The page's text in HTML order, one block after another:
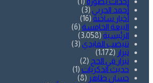
أحمد الحربي (3)
أخبار ساخنة (16)
البيعة الخامسة (6)
الرئيسية (3٬058)
تنيضب الفايدي (3)
تيزار (1٬172)
تيزار في الحج (2)
حديث الذكريات (1)
حسان طاهر (8)